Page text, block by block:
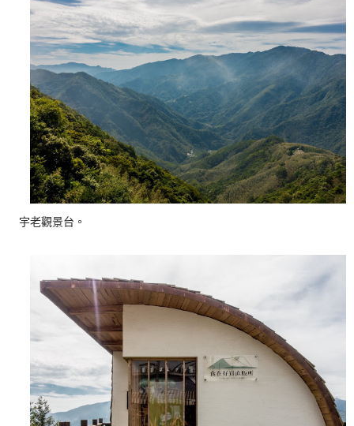
宇老觀景台。